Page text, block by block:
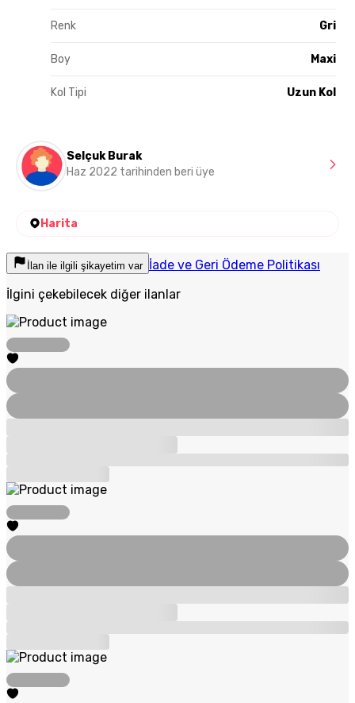
Renk Gri
Boy Maxi
Kol Tipi Uzun Kol
Selçuk Burak
Haz 2022 tarihinden beri üye
Harita
İlan ile ilgili şikayetim var İade ve Geri Ödeme Politikası
İlgini çekebilecek diğer ilanlar